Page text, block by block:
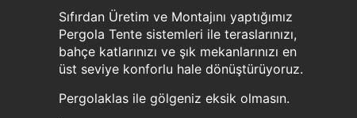
Sıfırdan Üretim ve Montajını yaptığımız
Pergola Tente sistemleri ile teraslarınızı,
bahçe katlarınızı ve şık mekanlarınızı en
üst seviye konforlu hale dönüştürüyoruz.
Pergolaklas ile gölgeniz eksik olmasın.